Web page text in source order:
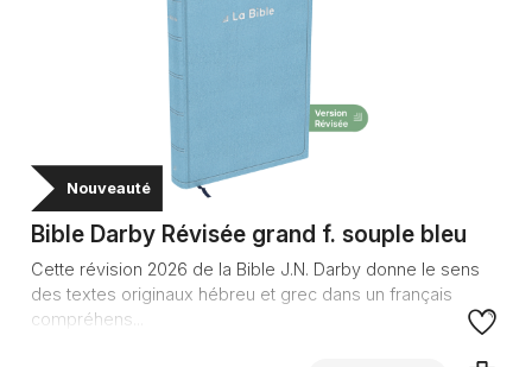
Nouveauté
Bible Darby Révisée grand f. souple bleu
Cette révision 2026 de la Bible J.N. Darby donne le sens
des textes originaux hébreu et grec dans un français
compréhens...